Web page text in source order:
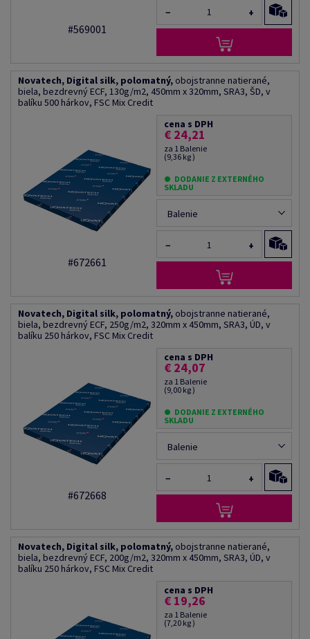
#569001
− +
Novatech, Digital silk, polomatný, obojstranne natierané,
biela, bezdrevný ECF, 130g/m2, 450mm x 320mm, SRA3, ŠD, v
balíku 500 hárkov, FSC Mix Credit
#672661
cena s DPH
€ 24,21
za 1 Balenie
(9,36 kg )
DODANIE Z EXTERNÉHO
SKLADU
Balenie
− +
Novatech, Digital silk, polomatný, obojstranne natierané,
biela, bezdrevný ECF, 250g/m2, 320mm x 450mm, SRA3, ÚD, v
balíku 250 hárkov, FSC Mix Credit
#672668
cena s DPH
€ 24,07
za 1 Balenie
(9,00 kg )
DODANIE Z EXTERNÉHO
SKLADU
Balenie
− +
Novatech, Digital silk, polomatný, obojstranne natierané,
biela, bezdrevný ECF, 200g/m2, 320mm x 450mm, SRA3, ÚD, v
balíku 250 hárkov, FSC Mix Credit
cena s DPH
€ 19,26
za 1 Balenie
(7,20 kg )